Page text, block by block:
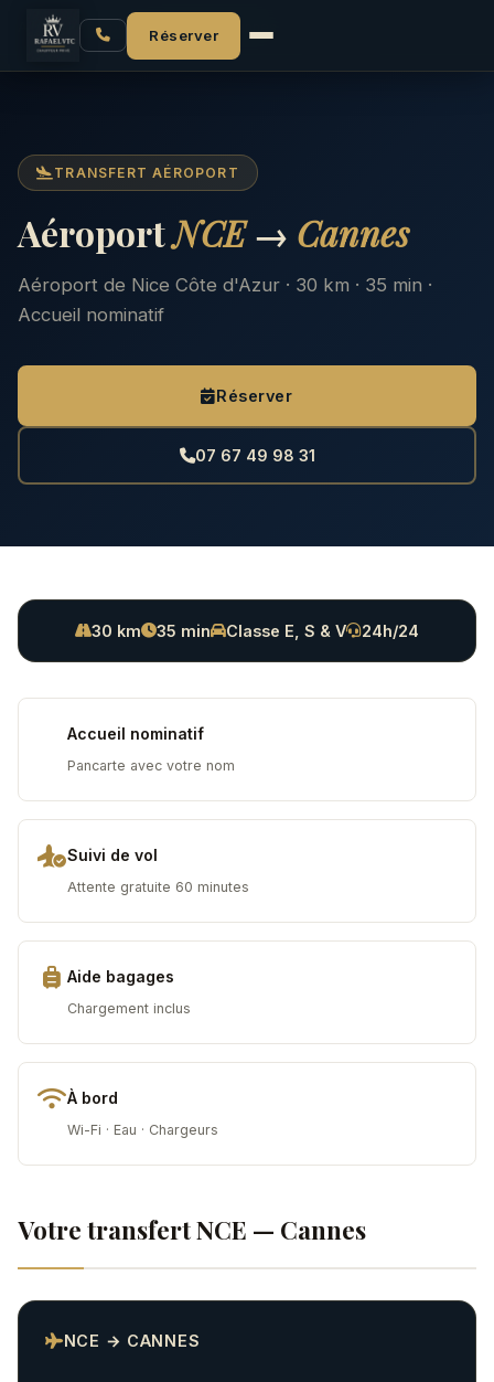
Réserver
Accueil Aéroport NCE
TRANSFERT AÉROPORT
AéroportNCE→ Cannes
Aéroport de Nice Côte d'Azur · 30 km · 35 min ·
Accueil nominatif
Réserver
07 67 49 98 31
30 km 35 min Classe E, S & V 24h/24
Accueil nominatif
Pancarte avec votre nom
Suivi de vol
Attente gratuite 60 minutes
Aide bagages
Chargement inclus
À bord
Wi-Fi · Eau · Chargeurs
Votre transfert NCE — Cannes
NCE → CANNES